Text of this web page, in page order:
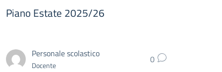
Piano Estate 2025/26
Personale scolastico
Docente 0